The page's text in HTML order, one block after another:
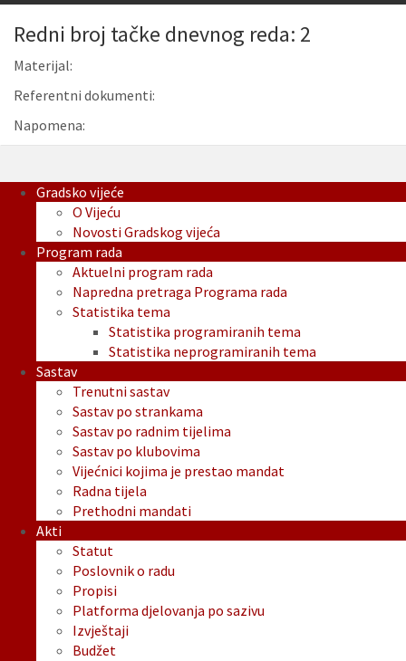
Redni broj tačke dnevnog reda: 2
Materijal:
Referentni dokumenti:
Napomena:
Gradsko vijeće
O Vijeću
Novosti Gradskog vijeća
Program rada
Aktuelni program rada
Napredna pretraga Programa rada
Statistika tema
Statistika programiranih tema
Statistika neprogramiranih tema
Sastav
Trenutni sastav
Sastav po strankama
Sastav po radnim tijelima
Sastav po klubovima
Vijećnici kojima je prestao mandat
Radna tijela
Prethodni mandati
Akti
Statut
Poslovnik o radu
Propisi
Platforma djelovanja po sazivu
Izvještaji
Budžet